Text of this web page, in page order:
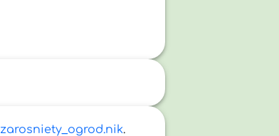
zarosniety_ogrod.nik.